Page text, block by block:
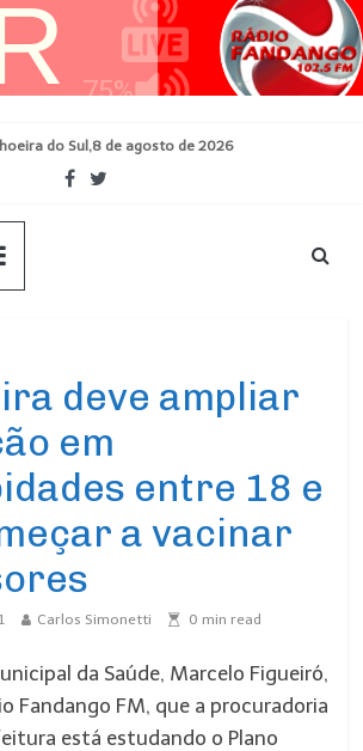
do Sul,8 de agosto de 2026
deve ampliar
em
entre 18 e
a vacinar
Carlos Simonetti 0 min read
da Saúde, Marcelo Figueiró,
Fandango FM, que a procuradoria
está estudando o Plano